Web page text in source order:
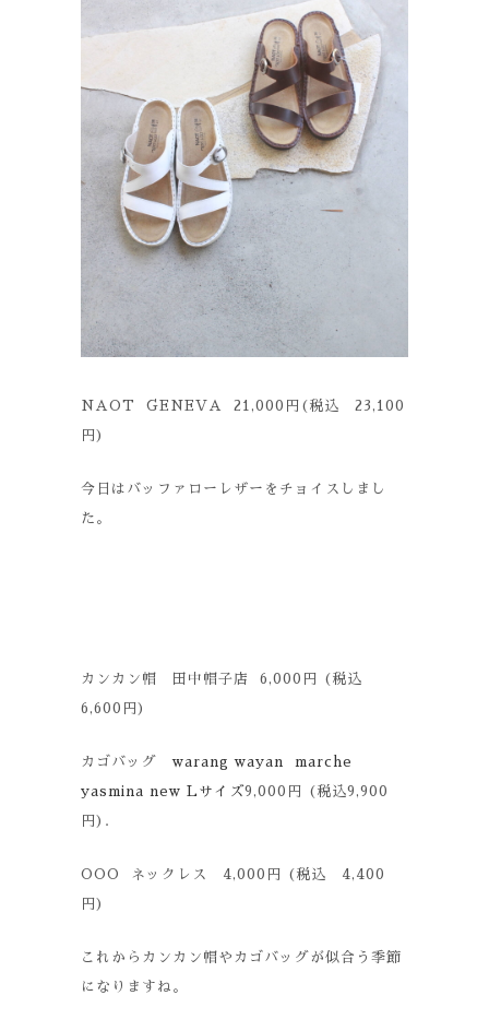
NAOT GENEVA 21,000円(税込 23,100
円)
今日はバッファローレザーをチョイスしまし
た。
カンカン帽 田中帽子店 6,000円 (税込
6,600円)
カゴバッグ warang wayan marche
yasmina new Lサイズ9,000円 (税込9,900
円).
OOO ネックレス 4,000円 (税込 4,400
円)
これからカンカン帽やカゴバッグが似合う季節
になりますね。